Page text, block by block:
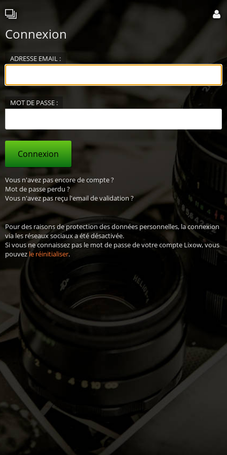
Connexion
ADRESSE EMAIL :
MOT DE PASSE :
Connexion
Vous n'avez pas encore de compte ?
Mot de passe perdu ?
Vous n'avez pas reçu l'email de validation ?
Pour des raisons de protection des données personnelles, la connexion
via les réseaux sociaux a été désactivée.
Si vous ne connaissez pas le mot de passe de votre compte Lixow, vous
pouvezle réinitialiser.